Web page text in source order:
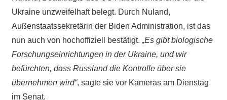
Ukraine unzweifelhaft belegt. Durch Nuland,
Außenstaatssekretärin der Biden Administration, ist das
nun auch von hochoffiziell bestätigt. „Es gibt biologische
Forschungseinrichtungen in der Ukraine, und wir
befürchten, dass Russland die Kontrolle über sie
übernehmen wird“, sagte sie vor Kameras am Dienstag
im Senat.